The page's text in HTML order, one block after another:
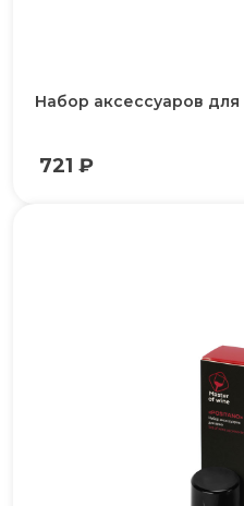
Набор аксессуаров
721 ₽